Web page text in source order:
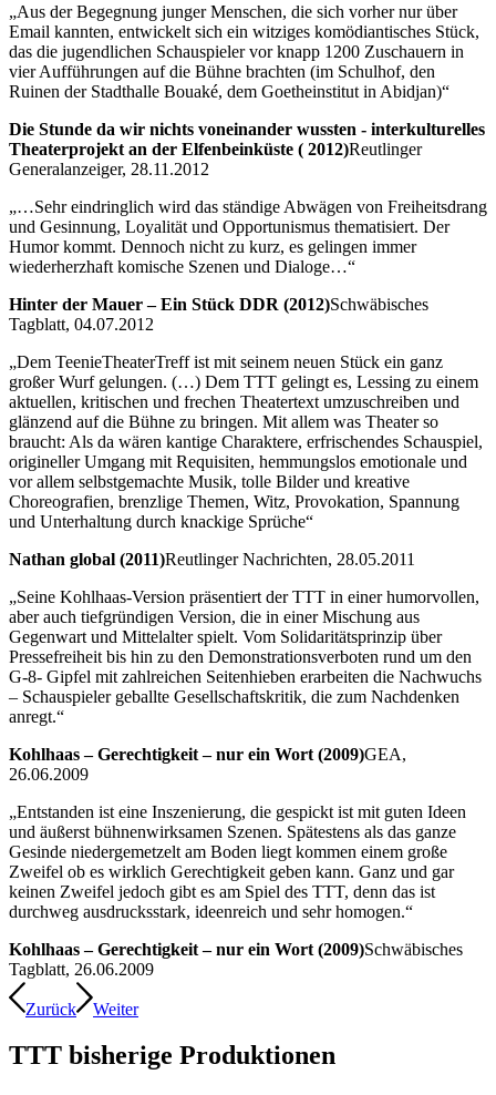
„Aus der Begegnung junger Menschen, die sich vorher nur über
Email kannten, entwickelt sich ein witziges komödiantisches Stück,
das die jugendlichen Schauspieler vor knapp 1200 Zuschauern in
vier Aufführungen auf die Bühne brachten (im Schulhof, den
Ruinen der Stadthalle Bouaké, dem Goetheinstitut in Abidjan)“
Die Stunde da wir nichts voneinander wussten - interkulturelles
Theaterprojekt an der Elfenbeinküste ( 2012)Reutlinger
Generalanzeiger, 28.11.2012
„…Sehr eindringlich wird das ständige Abwägen von Freiheitsdrang
und Gesinnung, Loyalität und Opportunismus thematisiert. Der
Humor kommt. Dennoch nicht zu kurz, es gelingen immer
wiederherzhaft komische Szenen und Dialoge…“
Hinter der Mauer – Ein Stück DDR (2012)Schwäbisches
Tagblatt, 04.07.2012
„Dem TeenieTheaterTreff ist mit seinem neuen Stück ein ganz
großer Wurf gelungen. (…) Dem TTT gelingt es, Lessing zu einem
aktuellen, kritischen und frechen Theatertext umzuschreiben und
glänzend auf die Bühne zu bringen. Mit allem was Theater so
braucht: Als da wären kantige Charaktere, erfrischendes Schauspiel,
origineller Umgang mit Requisiten, hemmungslos emotionale und
vor allem selbstgemachte Musik, tolle Bilder und kreative
Choreografien, brenzlige Themen, Witz, Provokation, Spannung
und Unterhaltung durch knackige Sprüche“
Nathan global (2011)Reutlinger Nachrichten, 28.05.2011
„Seine Kohlhaas-Version präsentiert der TTT in einer humorvollen,
aber auch tiefgründigen Version, die in einer Mischung aus
Gegenwart und Mittelalter spielt. Vom Solidaritätsprinzip über
Pressefreiheit bis hin zu den Demonstrationsverboten rund um den
G-8- Gipfel mit zahlreichen Seitenhieben erarbeiten die Nachwuchs
– Schauspieler geballte Gesellschaftskritik, die zum Nachdenken
anregt.“
Kohlhaas – Gerechtigkeit – nur ein Wort (2009)GEA,
26.06.2009
„Entstanden ist eine Inszenierung, die gespickt ist mit guten Ideen
und äußerst bühnenwirksamen Szenen. Spätestens als das ganze
Gesinde niedergemetzelt am Boden liegt kommen einem große
Zweifel ob es wirklich Gerechtigkeit geben kann. Ganz und gar
keinen Zweifel jedoch gibt es am Spiel des TTT, denn das ist
durchweg ausdrucksstark, ideenreich und sehr homogen.“
Kohlhaas – Gerechtigkeit – nur ein Wort (2009)Schwäbisches
Tagblatt, 26.06.2009
Zurück Weiter
TTT bisherige Produktionen